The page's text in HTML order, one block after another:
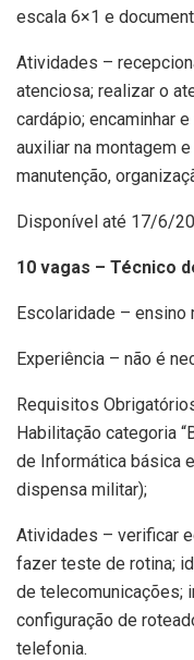
escala 6×1 e
Atividades –
atenciosa; realizar o
cardápio; encaminhar
auxiliar na montagem
manutenção,
Disponível até 17/6/
10 vagas – Técnico
Escolaridade – ensino
Experiência – não é
Requisitos
Habilitação categoria
de Informática básica
dispensa militar);
Atividades – verificar
fazer teste de rotina;
de telecomunicações;
configuração de
telefonia.